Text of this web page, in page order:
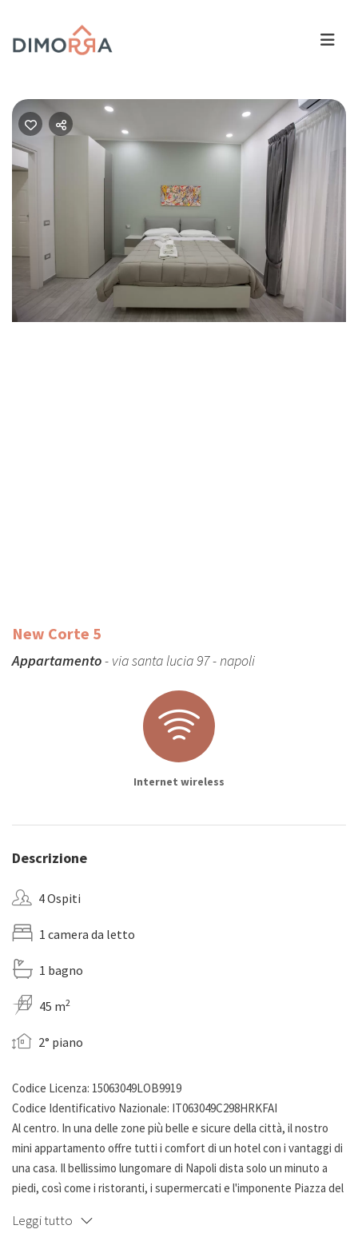
New Corte 5
Appartamento- via santa lucia 97 - napoli
Internet wireless
Descrizione
4 Ospiti
1 camera da letto
1 bagno
45 m2
2° piano
Codice Licenza: 15063049LOB9919
Codice Identificativo Nazionale: IT063049C298HRKFAI
Al centro. In una delle zone più belle e sicure della città, il nostro
mini appartamento offre tutti i comfort di un hotel con i vantaggi di
una casa. Il bellissimo lungomare di Napoli dista solo un minuto a
piedi, così come i ristoranti, i supermercati e l'imponente Piazza del
schermo piatto, aria condizionata calda / fredda, angolo cottura
Leggi tutto